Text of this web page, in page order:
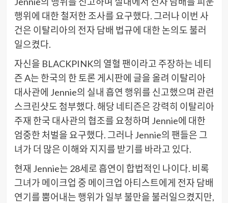
행위에 대한 철저한 조사를 요구했다. 그러나 이번 사
건은 이탈리아의 전자 담배 법규에 대한 논의도 불러
일으켰다.
자신을 BLACKPINK의 열혈 팬이라고 주장하는 네티
즌 A는 한국의 한 토론 게시판에 글을 올려 이탈리아
대사관에 Jennie의 실내 흡연 행위를 신고했으며 관련
스크린샷도 첨부했다. 해당 네티즌은 강력히 이탈리아
주재 한국 대사관의 협조를 요청하며 Jennie에 대한
엄중한 처벌을 요구했다. 그러나 Jennie의 팬들은 그
녀가 더 많은 이해와 지지를 받기를 바라고 있다.
현재 Jennie는 28세로 흡연이 합법적인 나이다. 비록
그녀가 메이크업 중 메이크업 아티스트에게 전자 담배
연기를 뿜어내는 행위가 일부 불만을 불러일으켰지만,